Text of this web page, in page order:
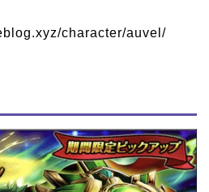
character/auvel/